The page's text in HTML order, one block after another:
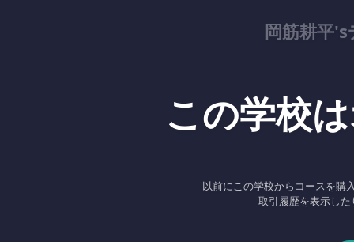
岡筋耕平
この学校
以前にこの学校からコースを購
取引履歴を表示し